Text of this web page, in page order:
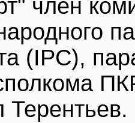
член
(IPC),
Терентьев.